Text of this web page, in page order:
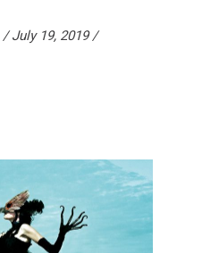
July 19, 2019